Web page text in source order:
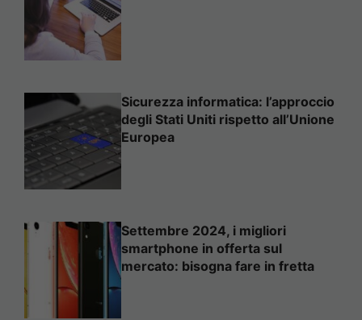
Sicurezza informatica: l’approccio
degli Stati Uniti rispetto all’Unione
Europea
Settembre 2024, i migliori
smartphone in offerta sul
mercato: bisogna fare in fretta